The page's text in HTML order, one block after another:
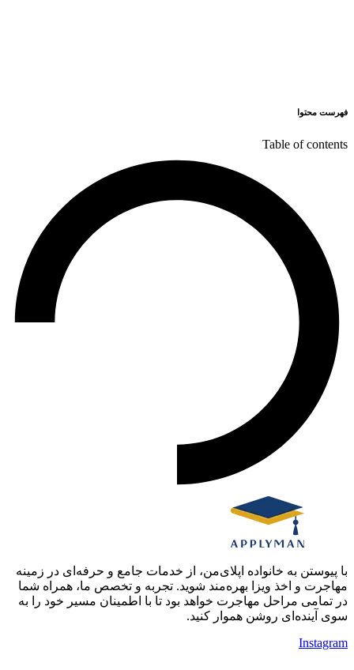
فهرست محتوا
Table of contents
با پیوستن به خانواده اپلای‌من، از خدمات جامع و حرفه‌ای در زمینه
مهاجرت و اخذ ویزا بهره‌مند شوید. تجربه و تخصص ما، همراه شما
در تمامی مراحل مهاجرت خواهد بود تا با اطمینان مسیر خود را به
سوی آینده‌ای روشن هموار کنید.
Instagram